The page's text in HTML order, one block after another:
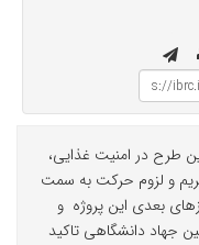
طرح در امنیت غذایی،
و لزوم حرکت به سمت
بعدی این پروژه و
جهاد دانشگاهی تاکید